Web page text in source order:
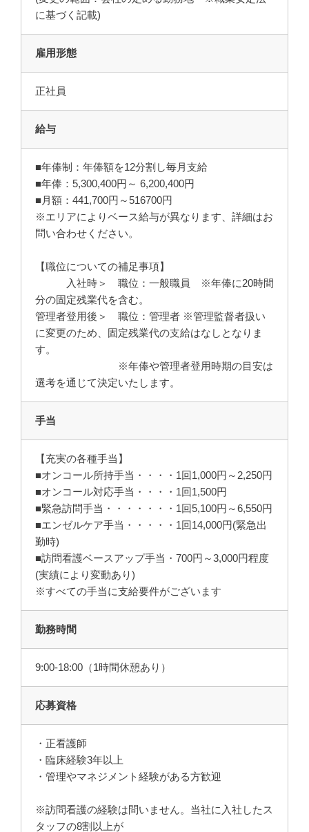
に基づく記載)
雇用形態
正社員
給与
■年俸制：年俸額を12分割し毎月支給
■年俸：5,300,400円～ 6,200,400円
■月額：441,700円～516700円
※エリアによりベース給与が異なります、詳細はお
問い合わせください。
【職位についての補足事項】
入社時＞ 職位：一般職員 ※年俸に20時間
分の固定残業代を含む。
管理者登用後＞ 職位：管理者 ※管理監督者扱い
に変更のため、固定残業代の支給はなしとなりま
す。
※年俸や管理者登用時期の目安は
選考を通じて決定いたします。
手当
【充実の各種手当】
■オンコール所持手当・・・・1回1,000円～2,250円
■オンコール対応手当・・・・1回1,500円
■緊急訪問手当・・・・・・・1回5,100円～6,550円
■エンゼルケア手当・・・・・1回14,000円(緊急出
勤時)
■訪問看護ベースアップ手当・700円～3,000円程度
(実績により変動あり)
※すべての手当に支給要件がございます
勤務時間
9:00-18:00（1時間休憩あり）
応募資格
・正看護師
・臨床経験3年以上
・管理やマネジメント経験がある方歓迎
※訪問看護の経験は問いません。当社に入社したス
タッフの8割以上が